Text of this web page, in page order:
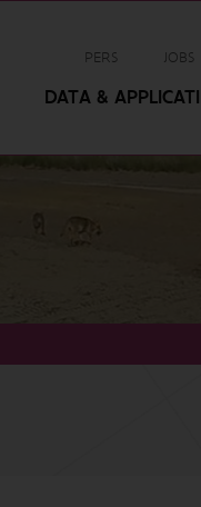
PERS JOBS
DATA &